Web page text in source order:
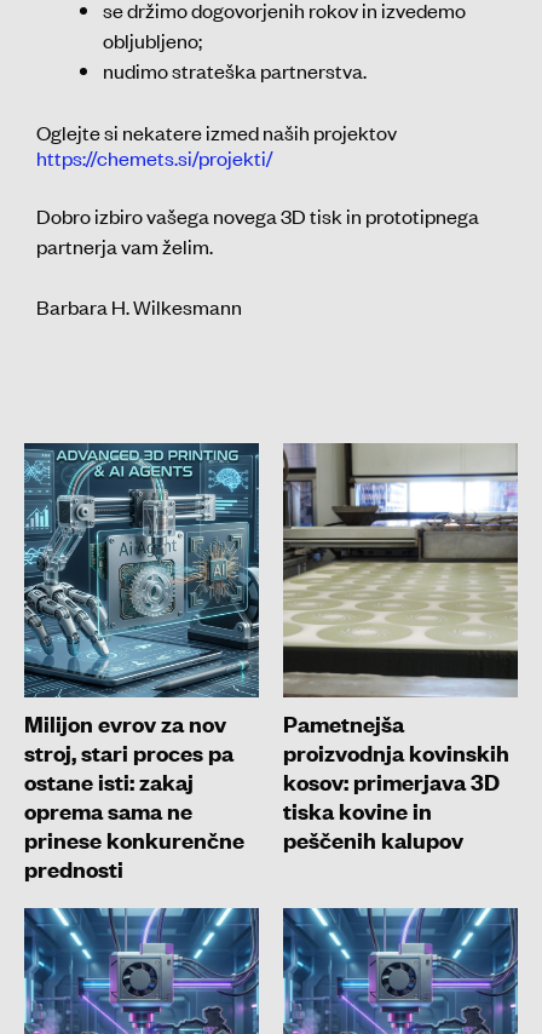
se držimo dogovorjenih rokov in izvedemo
obljubljeno;
nudimo strateška partnerstva.
Oglejte si nekatere izmed naših projektov
https://chemets.si/projekti/
Dobro izbiro vašega novega 3D tisk in prototipnega
partnerja vam želim.
Barbara H. Wilkesmann
Milijon evrov za nov
stroj, stari proces pa
ostane isti: zakaj
oprema sama ne
prinese konkurenčne
prednosti
Pametnejša
proizvodnja kovinskih
kosov: primerjava 3D
tiska kovine in
peščenih kalupov